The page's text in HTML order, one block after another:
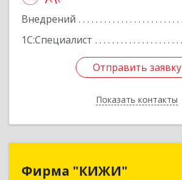
Внедрений
1С:Специалист
Отправить заявку
Показать контакты
Отправить заявку
Назад
Фирма "КИЖИ"